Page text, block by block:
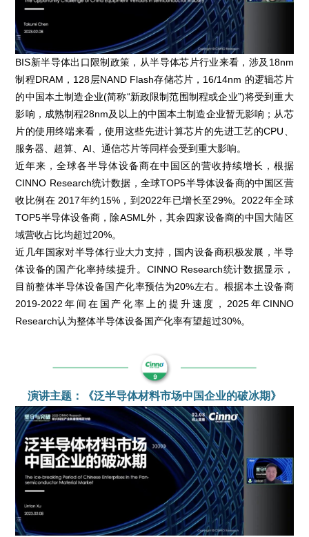
BIS新半导体出口限制政策，从半导体芯片行业来看，涉及18nm
制程DRAM，128层NAND Flash存储芯片，16/14nm 的逻辑芯片
的中国本土制造企业(简称“新政限制范围制程或企业”)将受到重大
影响，成熟制程28nm及以上的中国本土制造企业暂无影响；从芯
片的使用终端来看，使用这些先进计算芯片的先进工艺的CPU、
服务器、超算、AI、通信芯片等同样会受到重大影响。
近年来，全球各半导体设备商在中国区的营收持续增长，根据
CINNO Research统计数据，全球TOP5半导体设备商的中国区营
收比例在 2017年约15%，到2022年已增长至29%。2022年全球
TOP5半导体设备商，除ASML外，其余四家设备商的中国大陆区
域营收占比均超过20%。
近几年国家对半导体行业大力支持，国内设备商积极发展，半导
体设备的国产化率持续提升。CINNO Research统计数据显示，
目前整体半导体设备国产化率预估为20%左右。根据本土设备商
2019-2022年间在国产化率上的提升速度，2025年CINNO
Research认为整体半导体设备国产化率有望超过30%。
演讲主题：《泛半导体材料市场中国企业的破冰期》